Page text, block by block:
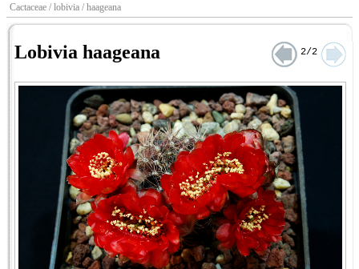
Cactaceae / lobivia / haageana
Lobivia haageana 2/2